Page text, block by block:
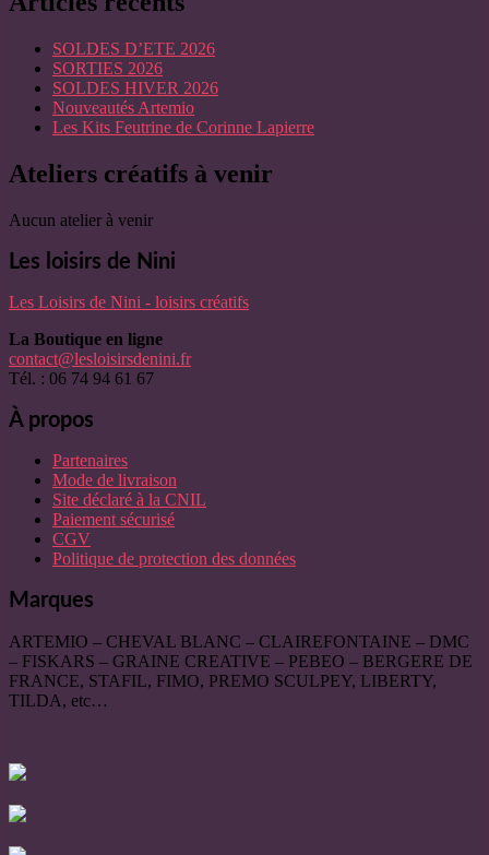
SOLDES D’ETE 2026
SORTIES 2026
SOLDES HIVER 2026
Nouveautés Artemio
Les Kits Feutrine de Corinne Lapierre
Ateliers créatifs à venir
Aucun atelier à venir
Les loisirs de Nini
Les Loisirs de Nini - loisirs créatifs
La Boutique en ligne
contact@lesloisirsdenini.fr
Tél. : 06 74 94 61 67
À propos
Partenaires
Mode de livraison
Site déclaré à la CNIL
Paiement sécurisé
CGV
Politique de protection des données
Marques
ARTEMIO – CHEVAL BLANC – CLAIREFONTAINE – DMC
– FISKARS – GRAINE CREATIVE – PEBEO – BERGERE DE
FRANCE, STAFIL, FIMO, PREMO SCULPEY, LIBERTY,
TILDA, etc…